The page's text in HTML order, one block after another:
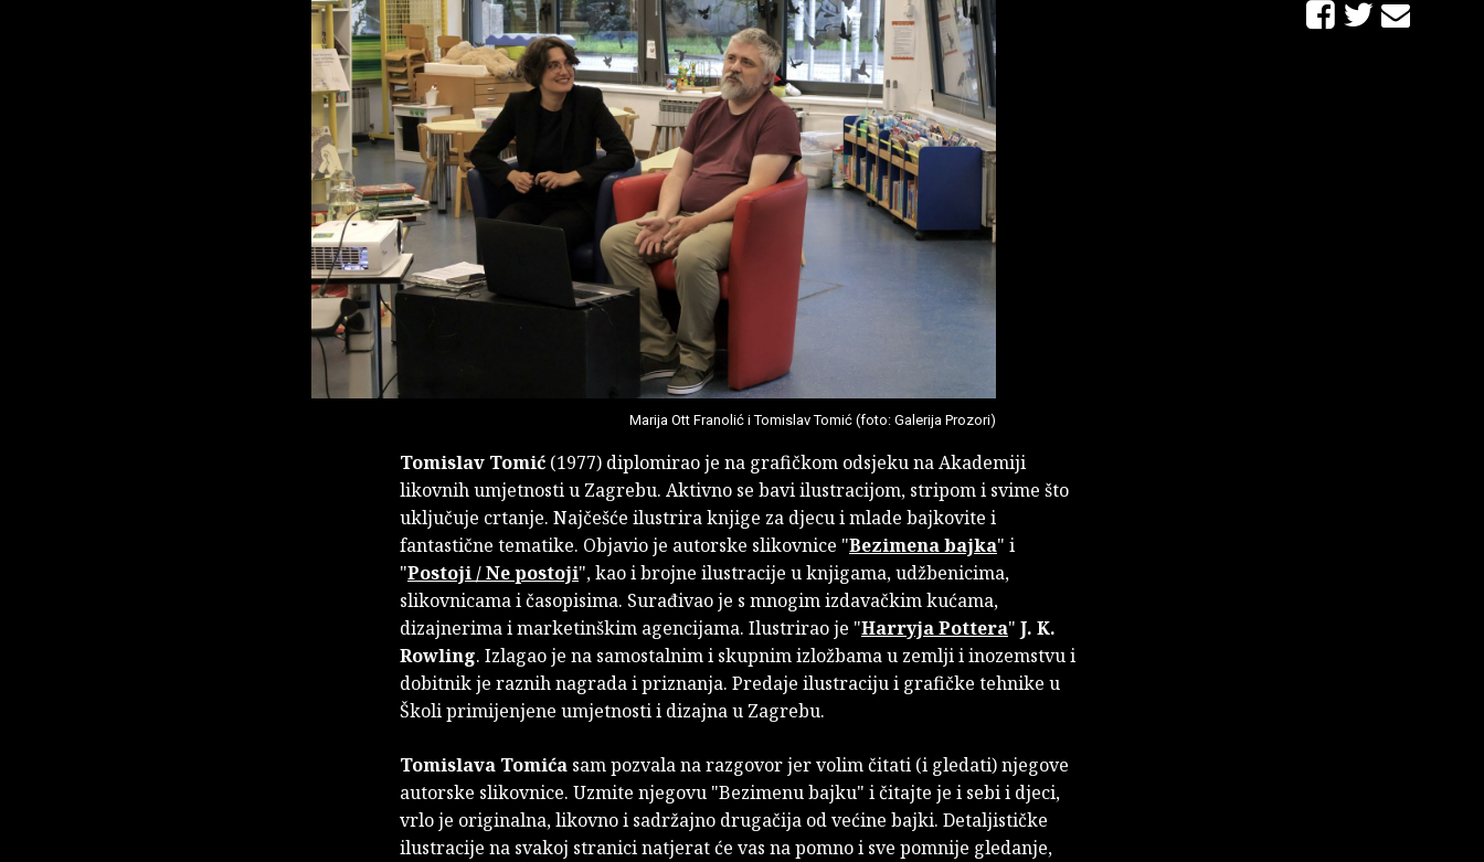
Marija Ott Franolić i Tomislav Tomić (foto: Galerija Prozori)
Tomislav Tomić (1977) diplomirao je na grafičkom odsjeku na Akademiji
likovnih umjetnosti u Zagrebu. Aktivno se bavi ilustracijom, stripom i svime što
uključuje crtanje. Najčešće ilustrira knjige za djecu i mlade bajkovite i
fantastične tematike. Objavio je autorske slikovnice "Bezimena bajka" i
"Postoji / Ne postoji", kao i brojne ilustracije u knjigama, udžbenicima,
slikovnicama i časopisima. Surađivao je s mnogim izdavačkim kućama,
dizajnerima i marketinškim agencijama. Ilustrirao je "Harryja Pottera" J. K.
Rowling. Izlagao je na samostalnim i skupnim izložbama u zemlji i inozemstvu i
dobitnik je raznih nagrada i priznanja. Predaje ilustraciju i grafičke tehnike u
Školi primijenjene umjetnosti i dizajna u Zagrebu.
Tomislava Tomića sam pozvala na razgovor jer volim čitati (i gledati) njegove
autorske slikovnice. Uzmite njegovu "Bezimenu bajku" i čitajte je i sebi i djeci,
vrlo je originalna, likovno i sadržajno drugačija od većine bajki. Detaljističke
ilustracije na svakoj stranici natjerat će vas na pomno i sve pomnije gledanje,